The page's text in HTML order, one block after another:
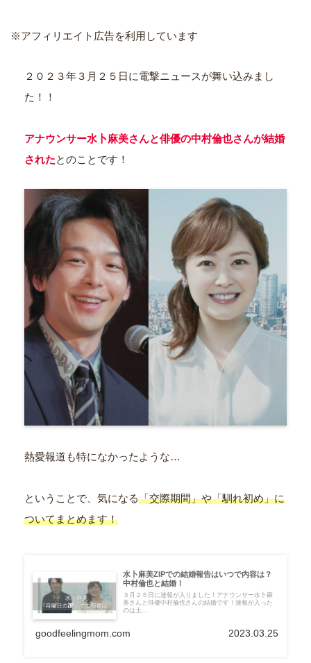
※アフィリエイト広告を利用しています
２０２３年３月２５日に電撃ニュースが舞い込みまし
た！！
アナウンサー水卜麻美さんと俳優の中村倫也さんが結婚
されたとのことです！
熱愛報道も特になかったような…
ということで、気になる「交際期間」や「馴れ初め」に
ついてまとめます！
水卜麻美ZIPでの結婚報告はいつで内容は？
中村倫也と結婚！
３月２５日に速報が入りました！アナウンサー水卜麻
美さんと俳優中村倫也さんの結婚です！速報が入った
のは土...
goodfeelingmom.com 2023.03.25